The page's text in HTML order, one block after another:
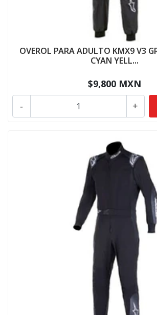
OVEROL PARA ADULTO KMX9 V3
CYAN YELL...
$9,800 MXN
+
-